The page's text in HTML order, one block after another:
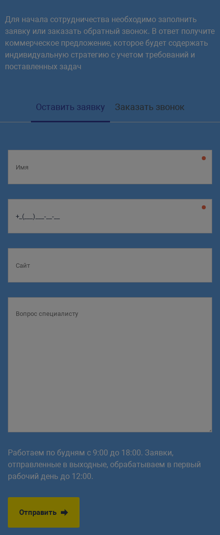
Для начала сотрудничества необходимо заполнить
заявку или заказать обратный звонок. В ответ получите
коммерческое предложение, которое будет содержать
индивидуальную стратегию с учетом требований и
поставленных задач
Оставить заявку Заказать звонок
Работаем по будням с 9:00 до 18:00. Заявки,
отправленные в выходные, обрабатываем в первый
рабочий день до 12:00.
Отправить